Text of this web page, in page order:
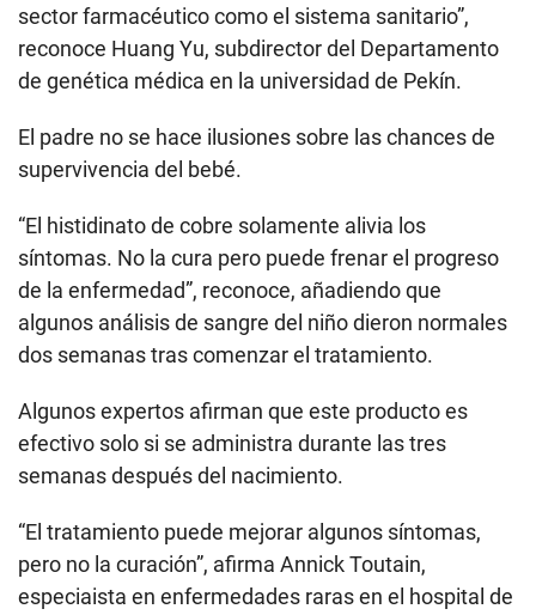
sector farmacéutico como el sistema sanitario”,
reconoce Huang Yu, subdirector del Departamento
de genética médica en la universidad de Pekín.
El padre no se hace ilusiones sobre las chances de
supervivencia del bebé.
“El histidinato de cobre solamente alivia los
síntomas. No la cura pero puede frenar el progreso
de la enfermedad”, reconoce, añadiendo que
algunos análisis de sangre del niño dieron normales
dos semanas tras comenzar el tratamiento.
Algunos expertos afirman que este producto es
efectivo solo si se administra durante las tres
semanas después del nacimiento.
“El tratamiento puede mejorar algunos síntomas,
pero no la curación”, afirma Annick Toutain,
especiaista en enfermedades raras en el hospital de